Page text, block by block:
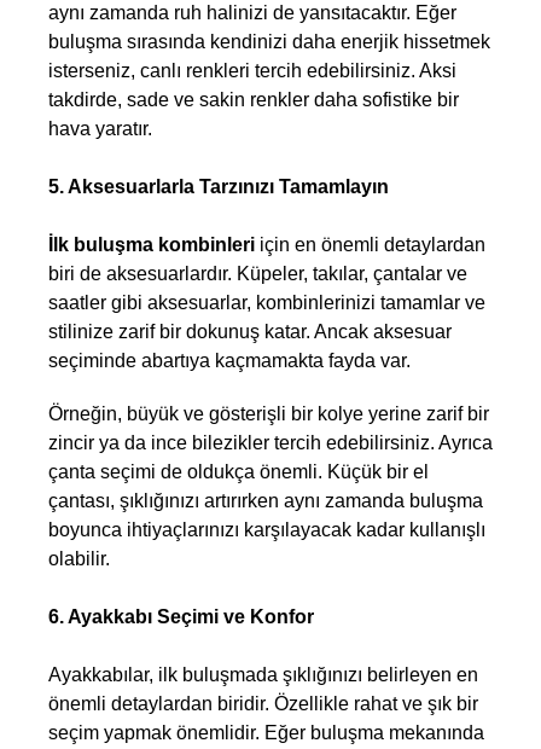
aynı zamanda ruh halinizi de yansıtacaktır. Eğer
buluşma sırasında kendinizi daha enerjik hissetmek
isterseniz, canlı renkleri tercih edebilirsiniz. Aksi
takdirde, sade ve sakin renkler daha sofistike bir
hava yaratır.
5. Aksesuarlarla Tarzınızı Tamamlayın
İlk buluşma kombinleri için en önemli detaylardan
biri de aksesuarlardır. Küpeler, takılar, çantalar ve
saatler gibi aksesuarlar, kombinlerinizi tamamlar ve
stilinize zarif bir dokunuş katar. Ancak aksesuar
seçiminde abartıya kaçmamakta fayda var.
Örneğin, büyük ve gösterişli bir kolye yerine zarif bir
zincir ya da ince bilezikler tercih edebilirsiniz. Ayrıca
çanta seçimi de oldukça önemli. Küçük bir el
çantası, şıklığınızı artırırken aynı zamanda buluşma
boyunca ihtiyaçlarınızı karşılayacak kadar kullanışlı
olabilir.
6. Ayakkabı Seçimi ve Konfor
Ayakkabılar, ilk buluşmada şıklığınızı belirleyen en
önemli detaylardan biridir. Özellikle rahat ve şık bir
seçim yapmak önemlidir. Eğer buluşma mekanında